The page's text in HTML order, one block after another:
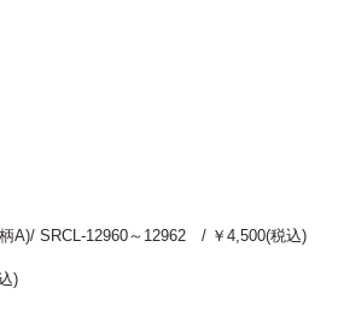
A)/ SRCL-12960～12962 / ￥4,500(税込)
)